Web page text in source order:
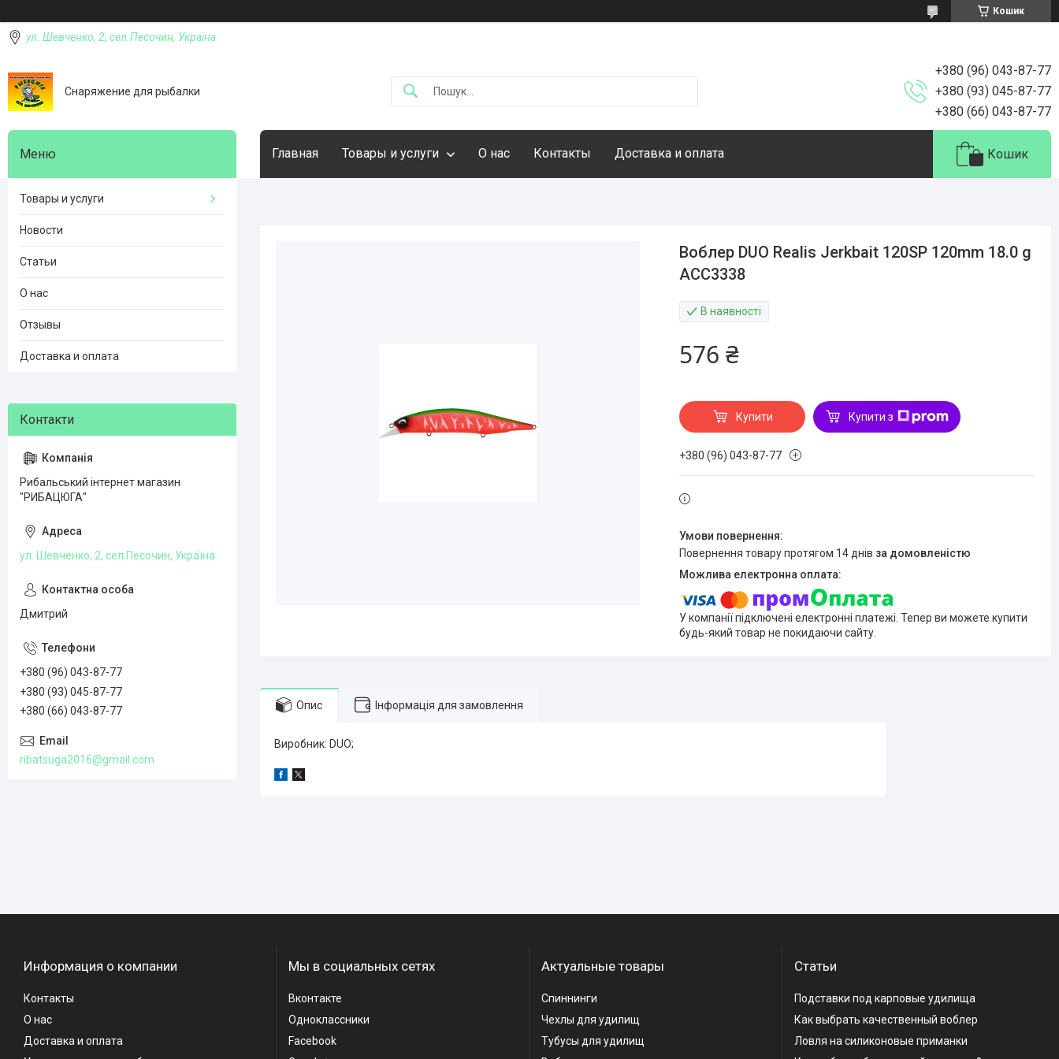
Кошик
ул. Шевченко, 2, сел.Песочин, Україна
Снаряжение для рыбалки
+380 (96) 043-87-77
+380 (93) 045-87-77
+380 (66) 043-87-77
Главная Товары и услуги О нас Контакты Доставка и оплата Кошик
Воблер DUO Realis Jerkbait 120SP 120mm 18.0 g
ACC3338
В наявності
576 ₴
Купити Купити з
+380 (96) 043-87-77
повернення товару протягом 14 днів за домовленістю
У компанії підключені електронні платежі. Тепер ви можете купити
будь-який товар не покидаючи сайту.
Опис Інформація для замовлення
Виробник: DUO;
Товары и услуги
Новости
Статьи
О нас
Отзывы
Доставка и оплата
Рибальський інтернет магазин
"РИБАЦЮГА"
ул. Шевченко, 2, сел.Песочин, Україна
Дмитрий
+380 (96) 043-87-77
+380 (93) 045-87-77
+380 (66) 043-87-77
ribatsuga2016@gmail.com
Информация о компании
Контакты
О нас
Доставка и оплата
Мы в социальных сетях
Вконтакте
Одноклассники
Facebook
Актуальные товары
Спиннинги
Чехлы для удилищ
Тубусы для удилищ
Статьи
Подставки под карповые удилища
Как выбрать качественный воблер
Ловля на силиконовые приманки